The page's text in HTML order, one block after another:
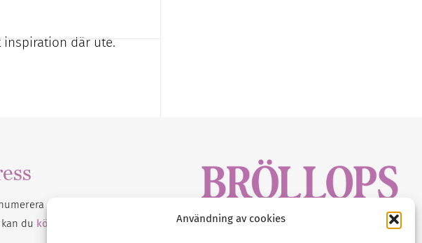
Användning av cookies
där ute.
på vårt
du köpa Bröllopsmagasinet